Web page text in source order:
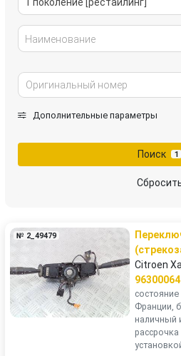
Наименование
Дополнительные параметры
Поиск 1
№ 2_49479
Citroen
Франции,
наличный